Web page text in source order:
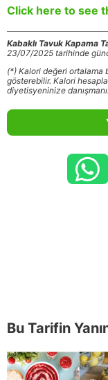
Click here to see
Kabaklı Tavuk Kapama
23/07/2025 tarihinde
(*) Kalori değeri ortalama
gösterebilir. Kalori
diyetisyeninize
Bu Tarifin